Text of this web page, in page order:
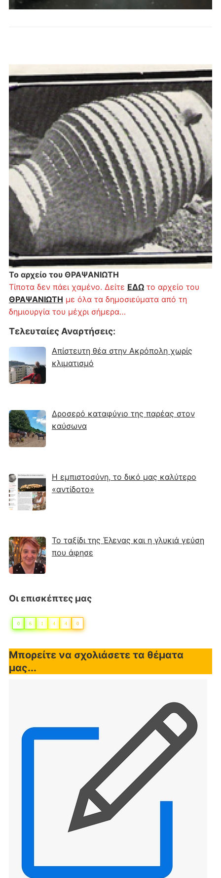
Το αρχείο του ΘΡΑΨΑΝΙΩΤΗ
Τίποτα δεν πάει χαμένο. Δείτε ΕΔΩτο αρχείο του
ΘΡΑΨΑΝΙΩΤΗ με όλα τα δημοσιεύματα από τη
δημιουργία του μέχρι σήμερα…
Τελευταίες Αναρτήσεις:
Απίστευτη θέα στην Ακρόπολη χωρίς
κλιματισμό
Δροσερό καταφύγιο της παρέας στον
καύσωνα
Η εμπιστοσύνη, το δικό μας καλύτερο
«αντίδοτο»
Το ταξίδι της Έλενας και η γλυκιά γεύση
που άφησε
Οι επισκέπτες μας
0 6 1 4 4 0
Μπορείτε να σχολιάσετε τα θέματα
μας...